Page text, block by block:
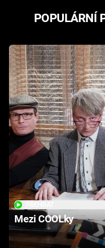
POPULÁRNÍ
Mezi COOLky